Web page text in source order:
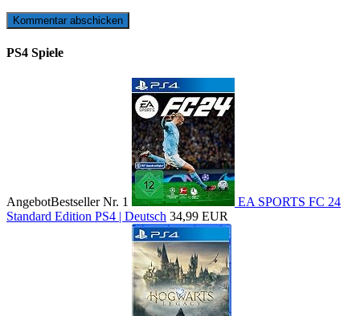
PS4 Spiele
AngebotBestseller Nr. 1
EA SPORTS FC 24
Standard Edition PS4 | Deutsch 34,99 EUR